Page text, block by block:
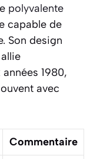
polyvalente
capable de
Son design
1980,
avec
Commentaire